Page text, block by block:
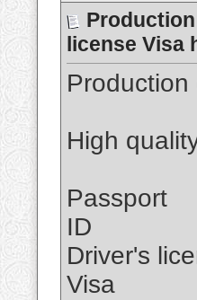
license Visa
High
Passport
ID
Driver's
Visa